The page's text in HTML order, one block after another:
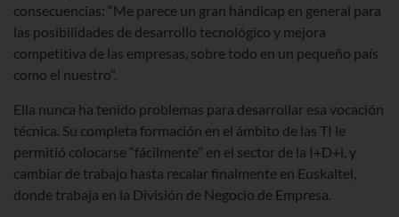
consecuencias: “Me parece un gran hándicap en general para
las posibilidades de desarrollo tecnológico y mejora
competitiva de las empresas, sobre todo en un pequeño país
como el nuestro”.
Ella nunca ha tenido problemas para desarrollar esa vocación
técnica. Su completa formación en el ámbito de las TI le
permitió colocarse “fácilmente” en el sector de la I+D+i, y
cambiar de trabajo hasta recalar finalmente en Euskaltel,
donde trabaja en la División de Negocio de Empresa.